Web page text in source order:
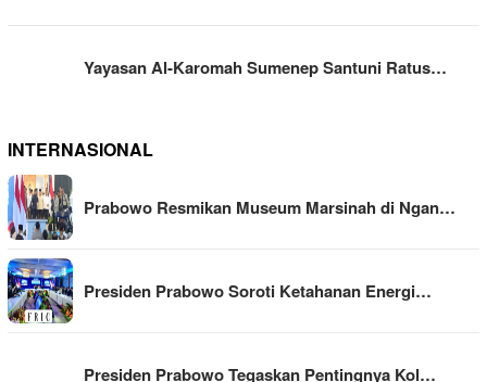
Yayasan Al-Karomah Sumenep Santuni Ratus…
INTERNASIONAL
Prabowo Resmikan Museum Marsinah di Ngan…
Presiden Prabowo Soroti Ketahanan Energi…
Presiden Prabowo Tegaskan Pentingnya Kol…